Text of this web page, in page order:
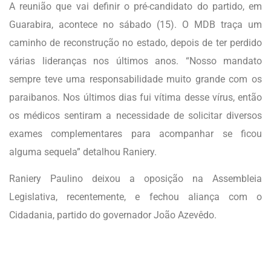
A reunião que vai definir o pré-candidato do partido, em
Guarabira, acontece no sábado (15). O MDB traça um
caminho de reconstrução no estado, depois de ter perdido
várias lideranças nos últimos anos. “Nosso mandato
sempre teve uma responsabilidade muito grande com os
paraibanos. Nos últimos dias fui vítima desse vírus, então
os médicos sentiram a necessidade de solicitar diversos
exames complementares para acompanhar se ficou
alguma sequela” detalhou Raniery.
Raniery Paulino deixou a oposição na Assembleia
Legislativa, recentemente, e fechou aliança com o
Cidadania, partido do governador João Azevêdo.